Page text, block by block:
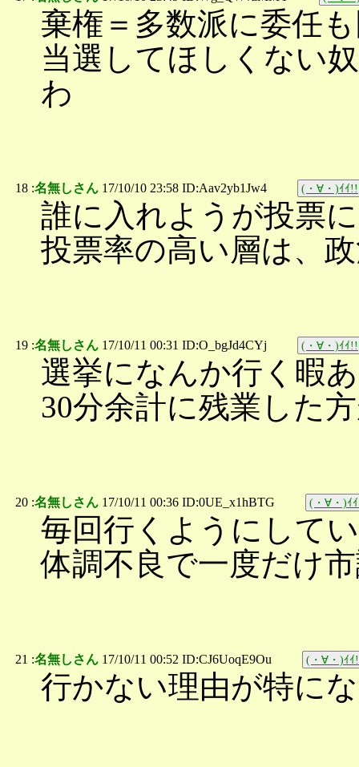
棄権＝多数派に委任
当選してほしくない
わ
18 :名無しさん 17/10/10 23:58 ID:Aav2yb1Jw4 (・∀・)ｲｲ!!
誰に入れようが投票
投票率の高い層は、
19 :名無しさん 17/10/11 00:31 ID:O_bgJd4CYj (・∀・)ｲｲ!!
選挙になんか行く暇
30分余計に残業した
20 :名無しさん 17/10/11 00:36 ID:0UE_x1hBTG (・∀・)ｲ
毎回行くようにして
体調不良で一度だけ
21 :名無しさん 17/10/11 00:52 ID:CJ6UoqE9Ou (・∀・)ｲｲ
行かない理由が特に